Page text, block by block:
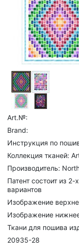
Art.№:
Brand:
Инструкция по
Коллекция тканей:
Производитель:
Патент состоит из
вариантов
Изображение
Изображение
Ткани для пошива
20935-28